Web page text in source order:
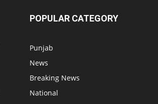
POPULAR CATEGORY
Punjab
News
Breaking News
National